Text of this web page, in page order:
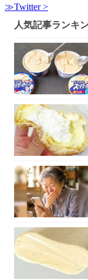
≫Twitter >
人気記事ランキ